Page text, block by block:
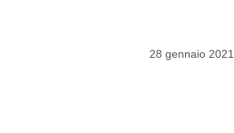
28 gennaio 2021